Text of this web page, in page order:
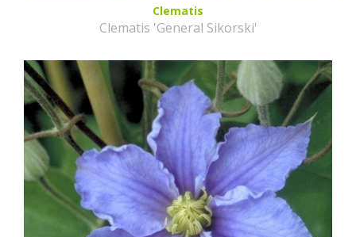
Clematis
Clematis 'General Sikorski'